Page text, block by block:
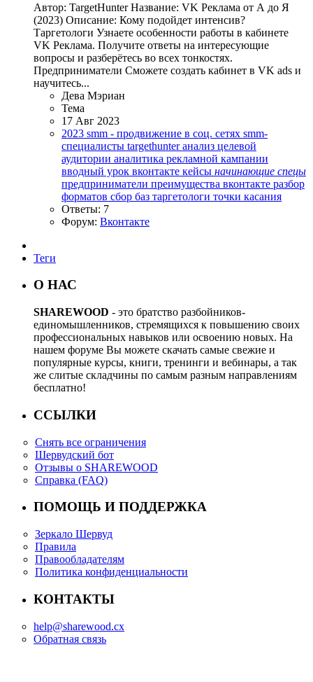
Автор: TargetHunter Название: VK Реклама от А до Я
(2023) Описание: Кому подойдет интенсив?
Таргетологи Узнаете особенности работы в кабинете
VK Реклама. Получите ответы на интересующие
вопросы и разберётесь во всех тонкостях.
Предприниматели Сможете создать кабинет в VK ads и
научитесь...
Дева Мэриан
Тема
17 Авг 2023
2023 smm - продвижение в соц. сетях smm-
специалисты targethunterанализ целевой
аудитории аналитика рекламной кампании
вводный урок вконтакте кейсы начинающие спецы
предприниматели преимущества вконтакте разбор
форматов сбор баз таргетологи точки касания
Ответы: 7
Форум: Вконтакте
Теги
О НАС
SHAREWOOD - это братство разбойников-
единомышленников, стремящихся к повышению своих
профессиональных навыков или освоению новых. На
нашем форуме Вы можете скачать самые свежие и
популярные курсы, книги, тренинги и вебинары, а так
же слитые складчины по самым разным направлениям
бесплатно!
ССЫЛКИ
Снять все ограничения
Шервудский бот
Отзывы о SHAREWOOD
Справка (FAQ)
ПОМОЩЬ И ПОДДЕРЖКА
Зеркало Шервуд
Правила
Правообладателям
Политика конфиденциальности
КОНТАКТЫ
help@sharewood.cx
Обратная связь